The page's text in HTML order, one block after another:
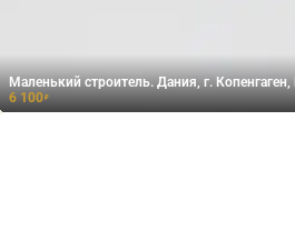
Маленький строитель. Дания, г.
6 100₽